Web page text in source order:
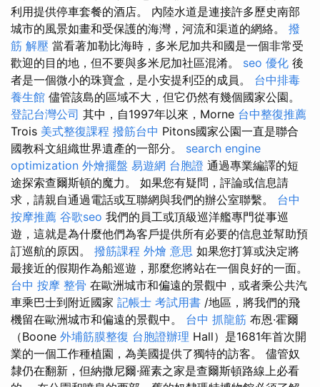
利用提供停車套餐的酒店。 內陸水道是連接許多歷史南部
城市的風景如畫和受保護的海灣，河流和渠道的網絡。 撥
筋 解壓 當看著加勒比海時，多米尼加共和國是一個非常受
歡迎的目的地，但不要與多米尼加社區混淆。 seo 優化 後
者是一個微小的珠寶盒，是小安提利亞的成員。 台中排毒
養生館 儘管該島的區域不大，但它仍然有幾個國家公園。
登記台灣公司 其中，自1997年以來，Morne 台中整復推薦
Trois 美式整復課程 撥筋台中 Pitons國家公園一直是聯合
國教科文組織世界遺產的一部分。 search engine
optimization 外燴擺盤 易遊網 台胞證 通過專業編譯的短
途探索查爾斯頓的魔力。 如果您有疑問，評論或信息請
求，請親自通過電話或互聯網與我們的辦公室聯繫。 台中
按摩推薦 谷歌seo 我們的員工或頂級巡洋艦專門從事巡
遊，這就是為什麼他們為客戶提供所有必要的信息並幫助預
訂巡航的原因。 撥筋課程 外燴 意思 如果您打算或決定將
最接近的假期作為船巡遊，那麼您將站在一個良好的一面。
台中 按摩 整骨 在歐洲城市和偏遠的景觀中，或者乘公共汽
車乘巴士到附近國家 記帳士 考試用書 /地區，將我們的飛
機留在歐洲城市和偏遠的景觀中。 台中 抓龍筋 布恩·霍爾
（Boone 外埔筋膜整復 台胞證辦理 Hall）是1681年首次開
業的一個工作種植園，為美國提供了獨特的訪客。 儘管奴
隸仍在翻新，但納撒尼爾·羅素之家是查爾斯頓路線上必看